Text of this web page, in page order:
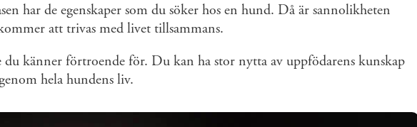
har de egenskaper som du söker hos en hund. Då är sannolikheten
att trivas med livet tillsammans.
känner förtroende för. Du kan ha stor nytta av uppfödarens kunskap
hela hundens liv.